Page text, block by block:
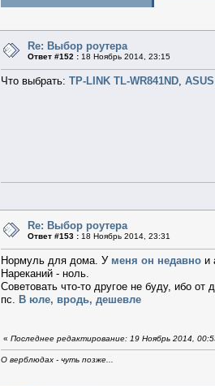
Re: Выбор роутера
Ответ #152 : 18 Ноябрь 2014, 23:15
Что выбрать: TP-LINK TL-WR841ND,
Re: Выбор роутера
Ответ #153 : 18 Ноябрь 2014, 23:31
Нормуль для дома. Уменя он недавно и
Нареканий - ноль.
Советовать что-то другое не буду, ибо от
пс. В юле, вродь, дешевле
« Последнее редактирование: 19 Ноябрь 2014,
О верблюдах - чуть позже...